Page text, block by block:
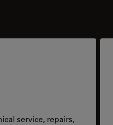
service, repairs,